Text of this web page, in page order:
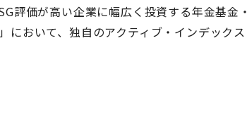
評価が高い企業に幅広く投資する年金基金
において、独自のアクティブ・インデックス